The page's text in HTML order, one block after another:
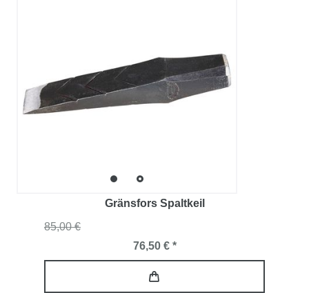
Gränsfors Spaltkeil
85,00 €
76,50 € *